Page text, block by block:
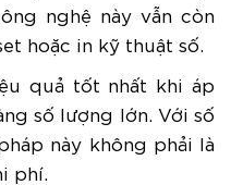
nghệ này vẫn còn
hoặc in kỹ thuật số.
quả tốt nhất khi áp
số lượng lớn. Với số
này không phải là
phí.